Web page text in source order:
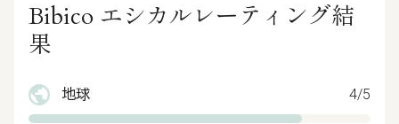
Bibico エシカルレーティング結
果
地球 4/5